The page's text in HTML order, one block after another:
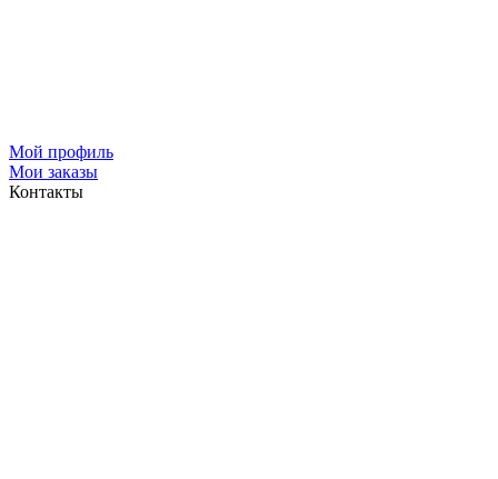
Мой профиль
Мои заказы
Контакты